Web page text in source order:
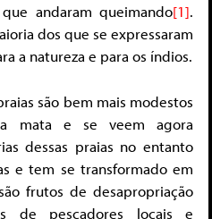
andaram queimando[1].
dos que se expressaram
a natureza e para os índios.
são bem mais modestos
mata e se veem agora
dessas praias no entanto
e tem se transformado em
frutos de desapropriação
de pescadores locais e